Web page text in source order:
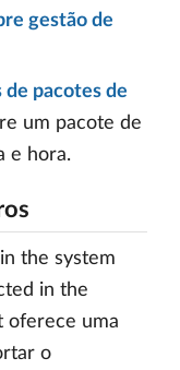
gestão de
de pacotes de
um pacote de
e hora.
the system
in the
oferece uma
o